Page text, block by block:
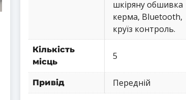
шкіряну обшивка
керма, Bluetooth,
круїз контроль.
Кількість
місць
5
Привід Передній